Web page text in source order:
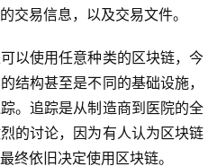
交易信息，以及交易文件。
以使用任意种类的区块链，今
结构甚至是不同的基础设施，
。追踪是从制造商到医院的全
的讨论，因为有人认为区块链
终依旧决定使用区块链。